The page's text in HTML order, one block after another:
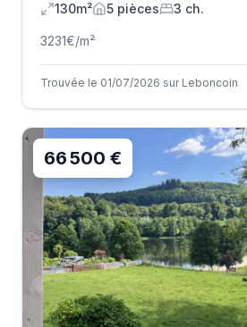
130m² 5 pièces 3 ch.
3231€/m²
Trouvée le 01/07/2026 sur Leboncoin
66 500 €